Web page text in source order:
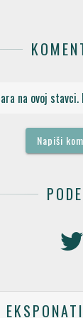
na ovoj
Napiši